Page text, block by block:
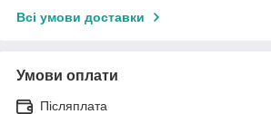
Всі умови доставки
Умови оплати
Післяплата